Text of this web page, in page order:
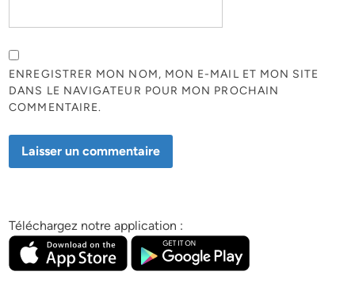
ENREGISTRER MON NOM, MON E-MAIL ET MON SITE
DANS LE NAVIGATEUR POUR MON PROCHAIN
COMMENTAIRE.
Téléchargez notre application :